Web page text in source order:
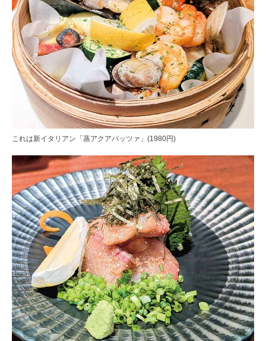
これは新イタリアン「蒸アクアパッツァ」(1980円)